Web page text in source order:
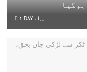
1 DAY پہلے